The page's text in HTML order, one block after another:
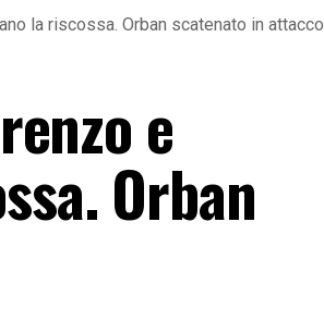
la riscossa. Orban scatenato in attacco
e
Orban